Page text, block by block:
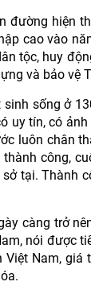
đường hiện
cao vào
tộc, huy
và bảo vệ
sinh sống ở
uy tín, có
luôn chân
công,
tại. Thành
càng trở
nói được
Nam,